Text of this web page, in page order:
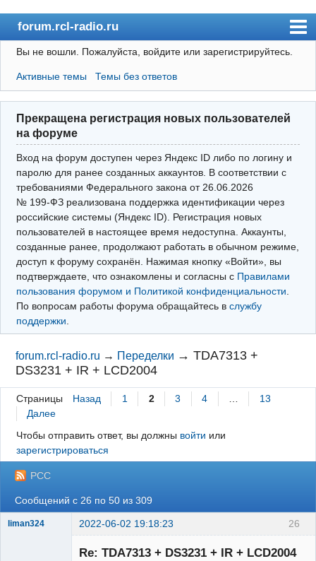
forum.rcl-radio.ru
rcl-radio.ru
Форум
Пользователи
Правила
Поиск
Вход(логин\пароль)
Войти через Яндекс ID
Выйти
Вы не вошли. Пожалуйста, войдите или зарегистрируйтесь.
Активные темы Темы без ответов
Прекращена регистрация новых пользователей
на форуме
Вход на форум доступен через Яндекс ID либо по логину и
паролю для ранее созданных аккаунтов. В соответствии с
требованиями Федерального закона от 26.06.2026
№ 199‑ФЗ реализована поддержка идентификации через
российские системы (Яндекс ID). Регистрация новых
пользователей в настоящее время недоступна. Аккаунты,
созданные ранее, продолжают работать в обычном режиме,
доступ к форуму сохранён. Нажимая кнопку «Войти», вы
подтверждаете, что ознакомлены и согласны с Правилами
пользования форумом и Политикой конфиденциальности
По вопросам работы форума обращайтесь в службу
поддержки
forum.rcl-radio.ru → Переделки →TDA7313 +
DS3231 + IR + LCD2004
Страницы Назад 1 2 3 4 …
13
Далее
Чтобы отправить ответ, вы должны войти или
зарегистрироваться
РСС
Сообщений с 26 по 50 из 309
26
liman324 2022-06-02 19:18:23
Re: TDA7313 + DS3231 + IR + LCD2004